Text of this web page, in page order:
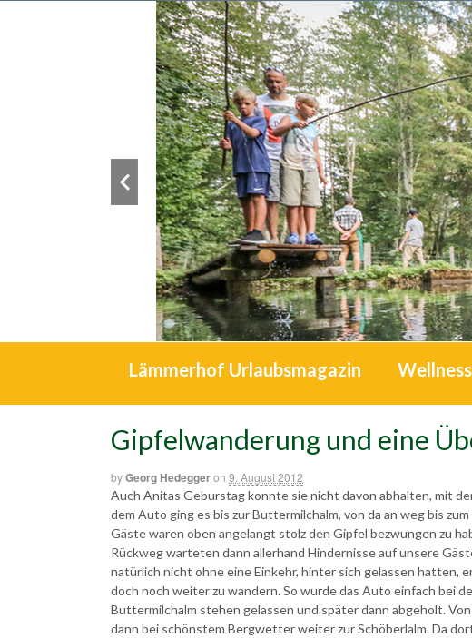
Lämmerhof Urlaubsmagazin Wellness
Gipfelwanderung und eine
byGeorg Hedeggeron 9. August 2012
Auch Anitas Geburstag konnte sie nicht davon abhalten, mit
dem Auto ging es bis zur Buttermilchalm, von da an weg bis
Gäste waren oben angelangt stolz den Gipfel bezwungen zu
Rückweg warteten dann allerhand Hindernisse auf unsere
natürlich nicht ohne eine Einkehr, hinter sich gelassen hatten,
doch noch weiter zu wandern. So wurde das Auto einfach bei
Buttermilchalm stehen gelassen und später dann abgeholt.
dann bei schönstem Bergwetter weiter zur Schöberlalm. Da